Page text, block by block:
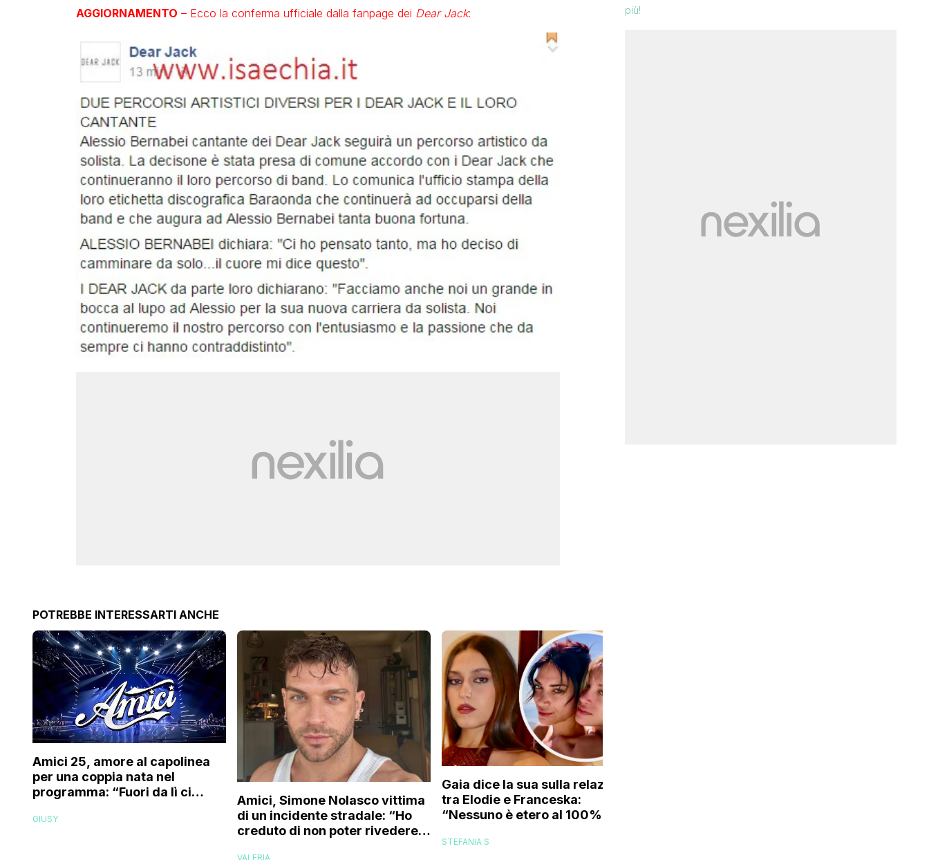
AGGIORNAMENTO – Ecco la conferma ufficiale dalla fanpage dei Dear Jack:
POTREBBE INTERESSARTI ANCHE
Amici 25, amore al capolinea
per una coppia nata nel
programma: “Fuori da lì ci
GIUSY
Amici, Simone Nolasco vittima
di un incidente stradale: “Ho
creduto di non poter rivedere
VALERIA
Gaia dice la sua sulla relazione
tra Elodie e Franceska:
“Nessuno è etero al 100%,
STEFANIA S
più!